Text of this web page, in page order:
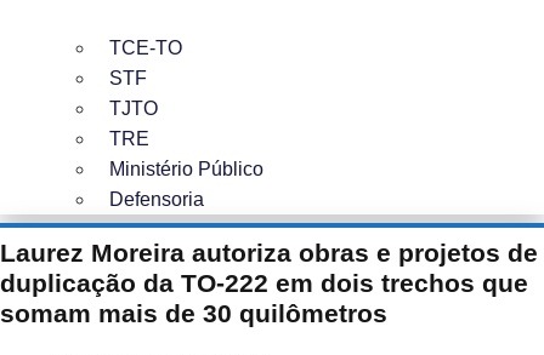
TCE-TO
STF
TJTO
TRE
Ministério Público
Defensoria
Laurez Moreira autoriza obras e projetos de
duplicação da TO-222 em dois trechos que
somam mais de 30 quilômetros